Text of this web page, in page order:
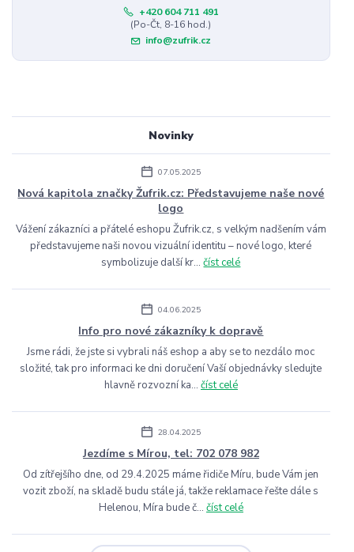
+420 604 711 491
(Po-Čt, 8-16 hod.)
info@zufrik.cz
Novinky
07.05.2025
Nová kapitola značky Žufrik.cz: Představujeme naše nové
logo
Vážení zákazníci a přátelé eshopu Žufrik.cz, s velkým nadšením vám
představujeme naši novou vizuální identitu – nové logo, které
symbolizuje další kr...číst celé
04.06.2025
Info pro nové zákazníky k dopravě
Jsme rádi, že jste si vybrali náš eshop a aby se to nezdálo moc
složité, tak pro informaci ke dni doručení Vaší objednávky sledujte
hlavně rozvozní ka... číst celé
28.04.2025
Jezdíme s Mírou, tel: 702 078 982
Od zítřejšího dne, od 29.4.2025 máme řidiče Míru, bude Vám jen
vozit zboží, na skladě budu stále já, takže reklamace řešte dále s
Helenou, Míra bude č... číst celé